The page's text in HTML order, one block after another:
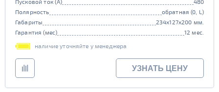
Пусковой ток (А)
480
Полярность
обратная (0, L)
Габариты
234x127x200 мм.
Гарантия (мес)
12 мес.
наличие уточняйте у менеджера
УЗНАТЬ ЦЕНУ